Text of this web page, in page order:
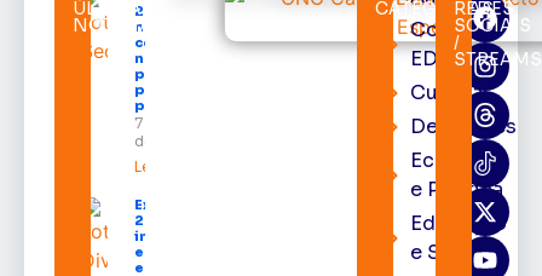
ÚLTIMAS
NOTÍCIAS
2026 começa
neste sábado
com shows,
negócios e
programação
para todos os
públicos
7 de agosto
de 2026
Leia mais »
Expofeira
2026
impulsiona
economia
e aumenta
CATEGORIAS
Cortes
EDcast
Cultura
Destaques
Economia
e Política
Educação
e Saúde
REDES
SOCIAIS
/
STREAMS